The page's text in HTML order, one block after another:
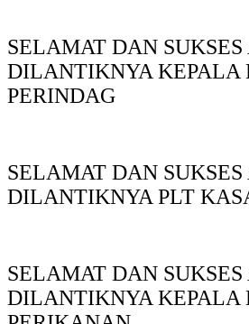
SELAMAT DAN SUKSES
DILANTIKNYA KEPALA
PERINDAG
SELAMAT DAN SUKSES
DILANTIKNYA PLT
SELAMAT DAN SUKSES
DILANTIKNYA KEPALA